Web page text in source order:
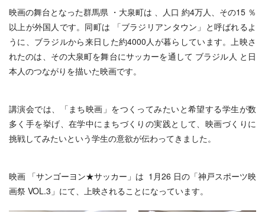
映画の舞台となった群馬県 ・大泉町は 、人口 約4万人、その15 ％
以上が外国人です。同町は 「ブラジリアンタウン」と呼ばれるよ
うに、ブラジルから来日した約4000人が暮らしています。上映さ
れたのは、その大泉町を舞台にサッカーを通して ブラジル人 と日
本人のつながりを描いた映画です。
講演会では、「まち映画」をつくってみたいと希望する学生が数
多く手を挙げ、在学中にまちづくりの実践として、映画づくりに
挑戦してみたいという学生の意欲が伝わってきました。
映画 「サンゴーヨン★サッカー 」は 1月26 日の「神戸スポーツ映
画祭 VOL.3」にて、上映されることになっています。